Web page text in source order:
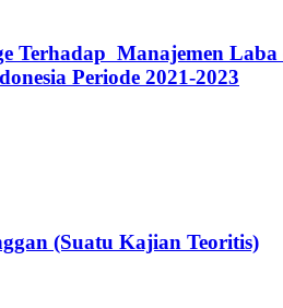
Terhadap Manajemen
Periode 2021-2023
(Suatu Kajian Teoritis)